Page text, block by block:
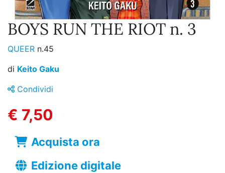
BOYS RUN THE RIOT n. 3
QUEER n.45
di Keito Gaku
Condividi
€ 7,50
Acquista ora
Edizione digitale